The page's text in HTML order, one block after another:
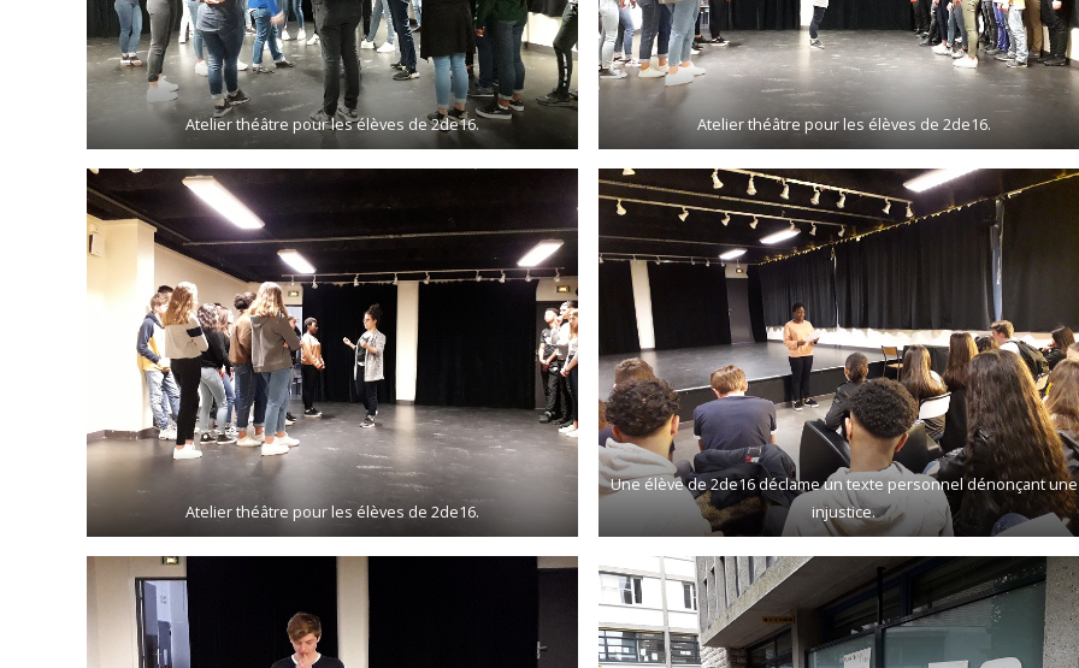
Atelier théâtre pour les élèves de 2de16. Atelier théâtre pour les élèves de 2de16.
Atelier théâtre pour les élèves de 2de16.
Une élève de 2de16 déclame un texte personnel dénonçant une
injustice.